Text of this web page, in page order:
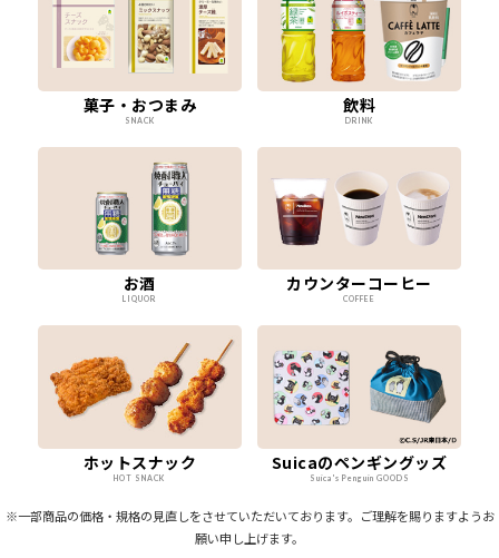
菓子・おつまみ
SNACK
飲料
DRINK
お酒
LIQUOR
カウンターコーヒー
COFFEE
ホットスナック
HOT SNACK
Suicaのペンギングッズ
Suica's Penguin GOODS
※一部商品の価格・規格の見直しをさせていただいております。ご理解を賜りますようお
願い申し上げます。